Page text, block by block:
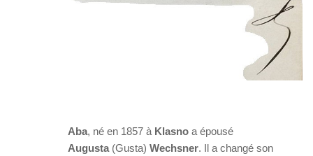
Aba, né en 1857 à Klasno a épousé
Augusta (Gusta) Wechsner. Il a changé son